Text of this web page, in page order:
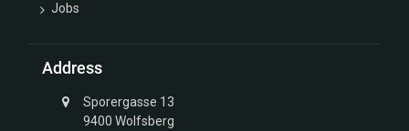
Jobs
Address
Sporergasse 13
9400 Wolfsberg